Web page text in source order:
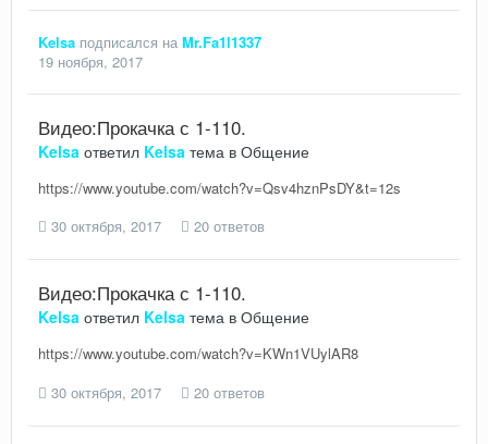
Kelsa подписался на Mr.Fa1l1337
19 ноября, 2017
Видео:Прокачка с 1-110.
Kelsa ответил Kelsa тема в Общение
https://www.youtube.com/watch?v=Qsv4hznPsDY&t=12s
30 октября, 2017
20 ответов
Видео:Прокачка с 1-110.
Kelsa ответил Kelsa тема в Общение
https://www.youtube.com/watch?v=KWn1VUylAR8
30 октября, 2017
20 ответов